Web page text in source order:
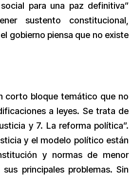
para una paz definitiva”
sustento constitucional,
gobierno piensa que no existe
corto bloque temático que no
a leyes. Se trata de
y 7. La reforma política”.
y el modelo político están
y normas de menor
principales problemas. Sin